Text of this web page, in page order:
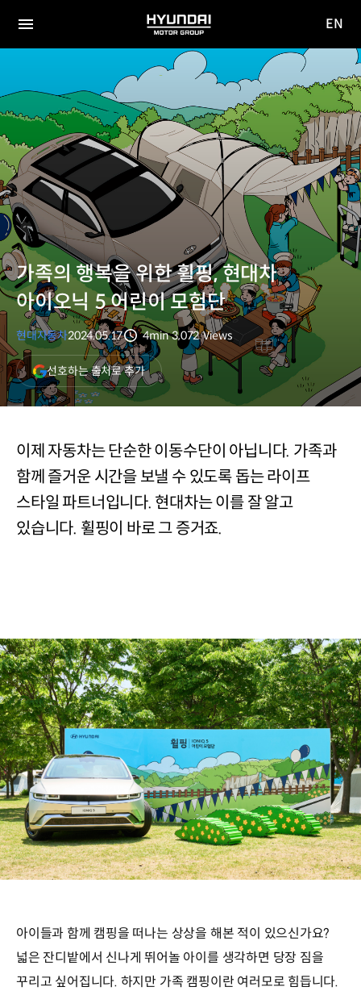
전체
HYUNDAI
MOTOR
GROUP
사이
이동
EN
가족의 행복을 위한 휠핑, 현대차
아이오닉 5 어린이 모험단
현대자동차2024.05.17
분량
4min
조회수
3,072 Views
선호하는 출처로 추가(새
창
열림)
이제 자동차는 단순한 이동수단이 아닙니다. 가족과
함께 즐거운 시간을 보낼 수 있도록 돕는 라이프
스타일 파트너입니다. 현대차는 이를 잘 알고
있습니다. 휠핑이 바로 그 증거죠.
아이들과 함께 캠핑을 떠나는 상상을 해본 적이 있으신가요?
넓은 잔디밭에서 신나게 뛰어놀 아이를 생각하면 당장 짐을
꾸리고 싶어집니다. 하지만 가족 캠핑이란 여러모로 힘듭니다.